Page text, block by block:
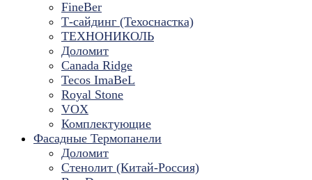
FineBer
Т-сайдинг (Техоснастка)
ТЕХНОНИКОЛЬ
Доломит
Canada Ridge
Tecos ImaBeL
Royal Stone
VOX
Комплектующие
Фасадные Термопанели
Доломит
Стенолит (Китай-Россия)